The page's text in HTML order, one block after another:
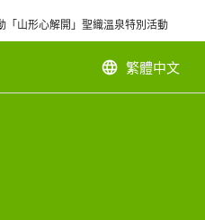
「山形心解開」聖織溫泉特別活動
language 繁體中文